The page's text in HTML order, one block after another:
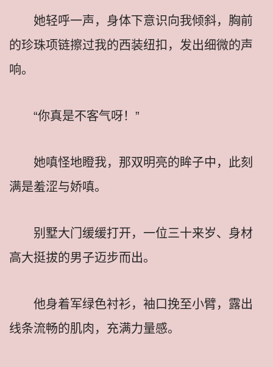
她轻呼一声，身体下意识向我倾斜，胸前
的珍珠项链擦过我的西装纽扣，发出细微的声
响。
“你真是不客气呀！”
她嗔怪地瞪我，那双明亮的眸子中，此刻
满是羞涩与娇嗔。
别墅大门缓缓打开，一位三十来岁、身材
高大挺拔的男子迈步而出。
他身着军绿色衬衫，袖口挽至小臂，露出
线条流畅的肌肉，充满力量感。